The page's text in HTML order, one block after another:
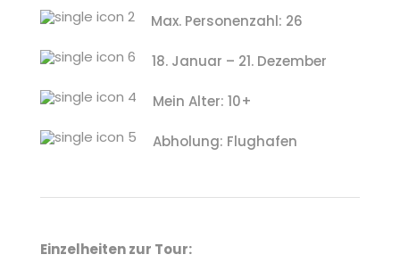
Max. Personenzahl: 26
18. Januar – 21. Dezember
Mein Alter: 10+
Abholung: Flughafen
Einzelheiten zur Tour: